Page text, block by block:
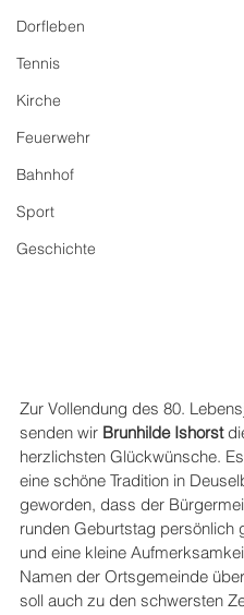
Dorfleben
Tennis
Kirche
Feuerwehr
Bahnhof
Sport
Geschichte
Zur Vollendung des 80.
senden wir Brunhilde Ishorst
herzlichsten Glückwünsche.
eine schöne Tradition in
geworden, dass der
runden Geburtstag persönlich
und eine kleine
Namen der Ortsgemeinde
soll auch zu den schwersten